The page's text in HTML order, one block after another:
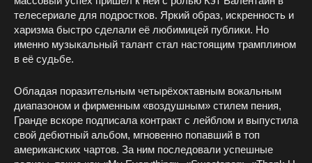
телесериале для подростков. Яркий образ, искренность и
харизма быстро сделали её любимицей публики. Но
именно музыкальный талант стал настоящим трамплином
в её судьбе.
Обладая поразительным четырёхоктавным вокальным
диапазоном и фирменным «воздушным» стилем пения,
Гранде вскоре подписала контракт с лейблом и выпустила
свой дебютный альбом, мгновенно попавший в топ
американских чартов. За ним последовали успешные